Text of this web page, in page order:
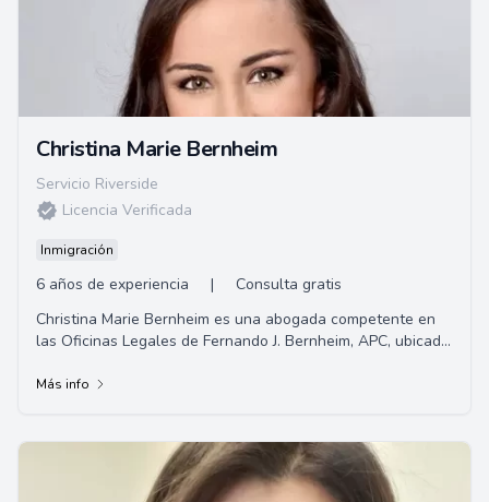
Christina Marie Bernheim
Servicio Riverside
Licencia Verificada
Inmigración
6 años de experiencia |
Consulta gratis
Christina Marie Bernheim es una abogada competente en
las Oficinas Legales de Fernando J. Bernheim, APC, ubicada
Más info